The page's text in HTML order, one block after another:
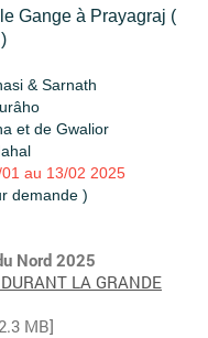
Gange à Prayagraj (
& Sarnath
et de Gwalior
au 13/02 2025
demande )
Nord 2025
LA GRANDE
MB]